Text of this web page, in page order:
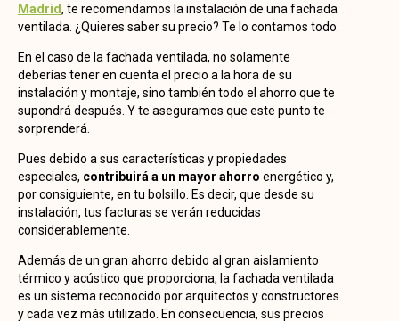
Madrid, te recomendamos la instalación de una fachada
ventilada. ¿Quieres saber su precio? Te lo contamos todo.
En el caso de la fachada ventilada, no solamente
deberías tener en cuenta el precio a la hora de su
instalación y montaje, sino también todo el ahorro que te
supondrá después. Y te aseguramos que este punto te
sorprenderá.
Pues debido a sus características y propiedades
especiales, contribuirá a un mayor ahorro energético y,
por consiguiente, en tu bolsillo. Es decir, que desde su
instalación, tus facturas se verán reducidas
considerablemente.
Además de un gran ahorro debido al gran aislamiento
térmico y acústico que proporciona, la fachada ventilada
es un sistema reconocido por arquitectos y constructores
y cada vez más utilizado. En consecuencia, sus precios